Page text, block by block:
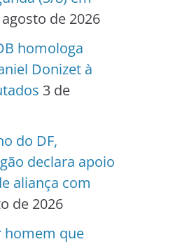
de 2026
homologa
Donizet à
3 de
do DF,
declara apoio
aliança com
de 2026
homem que